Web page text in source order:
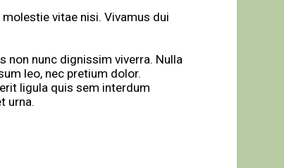
vitae nisi. Vivamus dui
non nunc dignissim viverra. Nulla
leo, nec pretium dolor.
ligula quis sem interdum
urna.